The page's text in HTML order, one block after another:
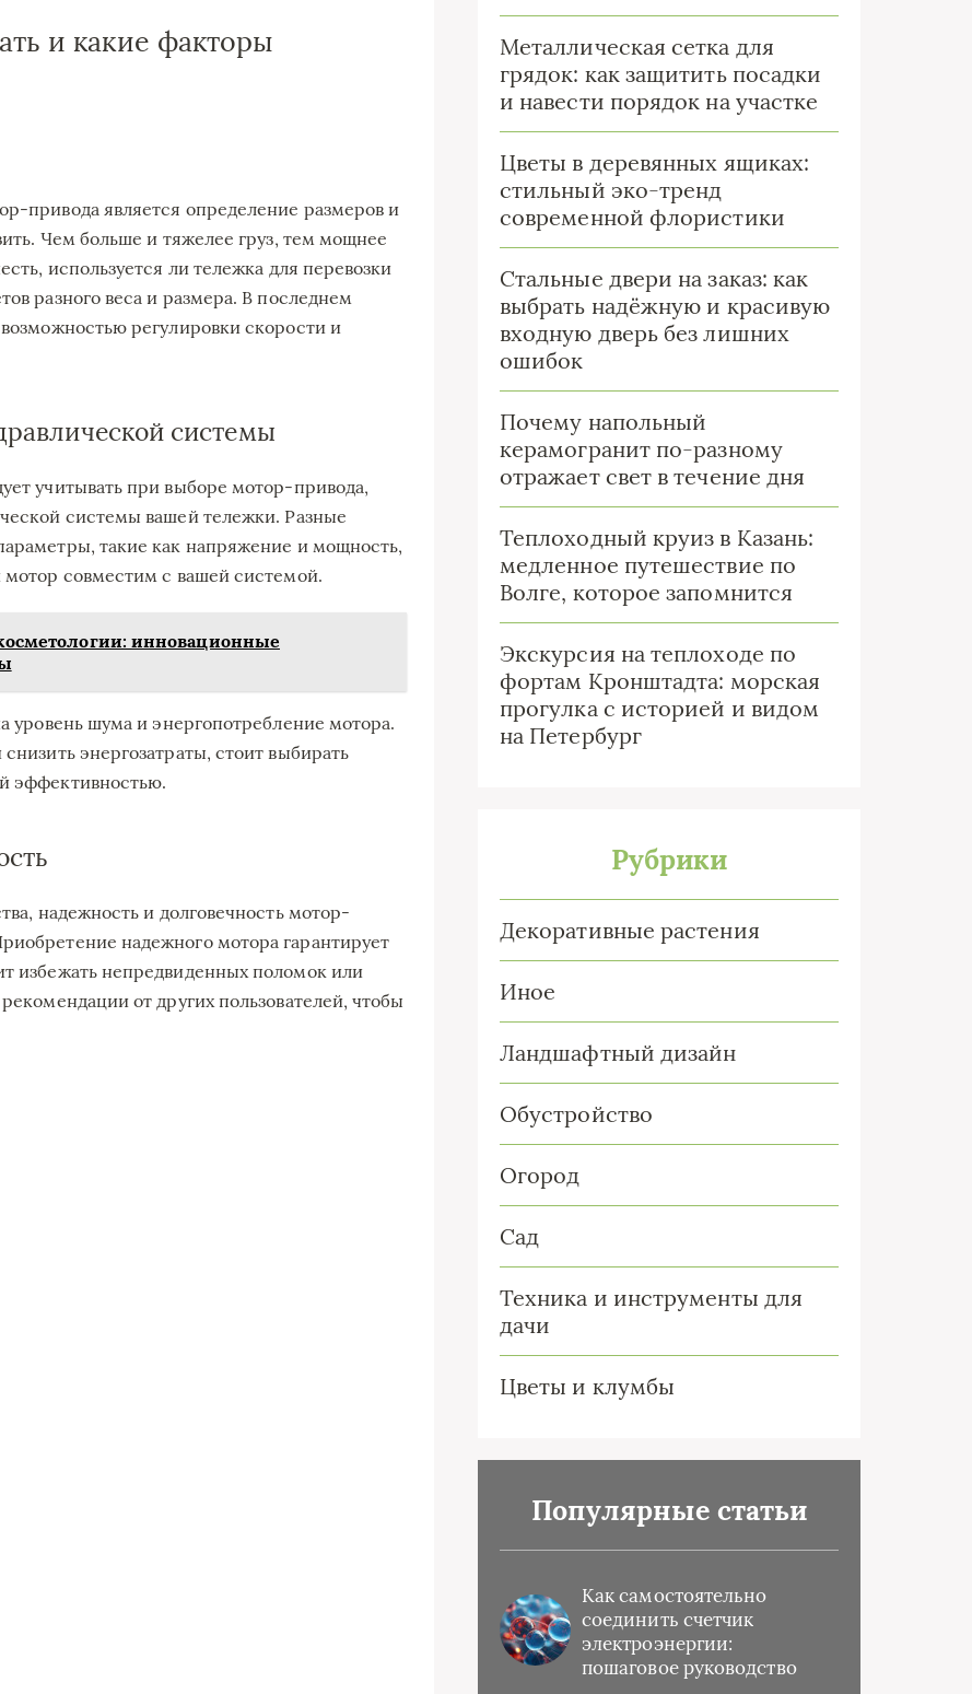
и какие факторы
привода является определение размеров и
Чем больше и тяжелее груз, тем мощнее
используется ли тележка для перевозки
разного веса и размера. В последнем
регулировки скорости и
системы
учитывать при выборе мотор-привода,
системы вашей тележки. Разные
такие как напряжение и мощность,
совместим с вашей системой.
инновационные
уровень шума и энергопотребление мотора.
энергозатраты, стоит выбирать
эффективностью.
надежность и долговечность мотор-
надежного мотора гарантирует
избежать непредвиденных поломок или
от других пользователей, чтобы
Металлическая сетка для
грядок: как защитить посадки
и навести порядок на участке
Цветы в деревянных ящиках:
стильный эко-тренд
современной флористики
Стальные двери на заказ: как
выбрать надёжную и красивую
входную дверь без лишних
ошибок
Почему напольный
керамогранит по-разному
отражает свет в течение дня
Теплоходный круиз в Казань:
медленное путешествие по
Волге, которое запомнится
Экскурсия на теплоходе по
фортам Кронштадта: морская
прогулка с историей и видом
на Петербург
Рубрики
Декоративные растения
Иное
Ландшафтный дизайн
Обустройство
Огород
Сад
Техника и инструменты для
дачи
Цветы и клумбы
Популярные статьи
Как самостоятельно
соединить счетчик
электроэнергии:
пошаговое руководство